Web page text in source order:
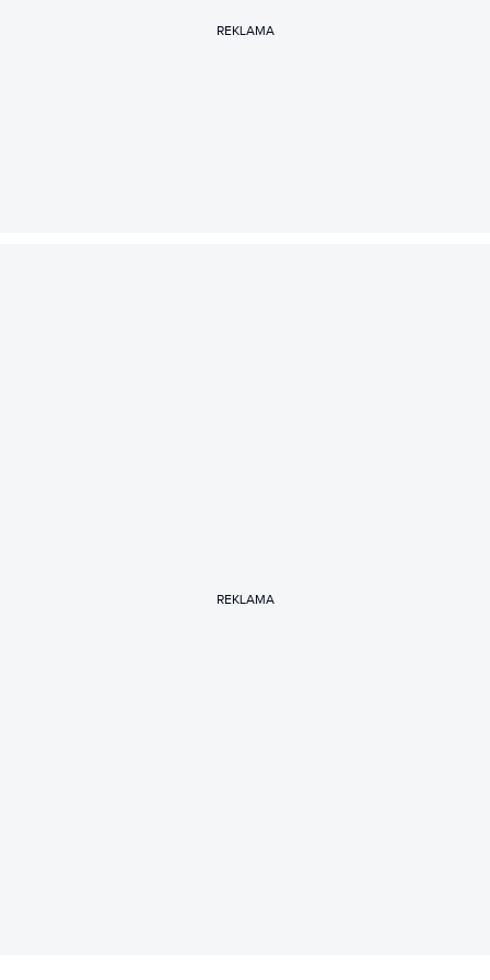
REKLAMA
REKLAMA